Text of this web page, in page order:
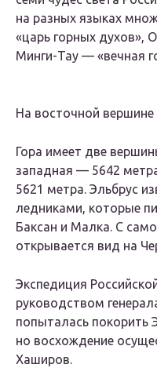
на разных языках
«царь горных духов»,
Минги-Тау — «вечная
На восточной вершине
Гора имеет две
западная — 5642
5621 метра. Эльбрус
ледниками, которые
Баксан и Малка. С
открывается вид на
Экспедиция
руководством
попыталась покорить
но восхождение
Хаширов.